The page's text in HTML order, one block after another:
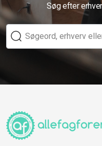
Søg efter